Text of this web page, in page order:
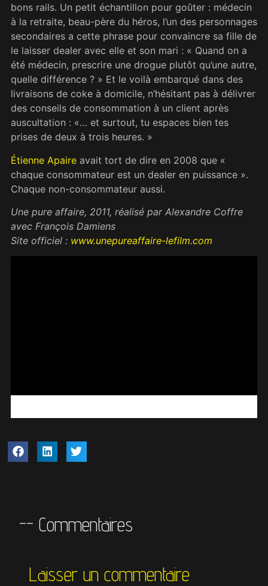
bons rails. Un petit échantillon pour goûter : médecin
à la retraite, beau-père du héros, l’un des personnages
secondaires a cette phrase pour convaincre sa fille de
le laisser dealer avec elle et son mari : « Quand on a
été médecin, prescrire une drogue plutôt qu’une autre,
quelle différence ? » Et le voilà embarqué dans des
livraisons de coke à domicile, n’hésitant pas à délivrer
des conseils de consommation à un client après
auscultation : «… et surtout, tu espaces bien tes
prises de deux à trois heures. »
Étienne Apaire avait tort de dire en 2008 que «
chaque consommateur est un dealer en puissance ».
Chaque non-consommateur aussi.
Une pure affaire, 2011, réalisé par Alexandre Coffre
avec François Damiens
Site officiel : www.unepureaffaire-lefilm.com
-- Commentaires
Laisser un commentaire